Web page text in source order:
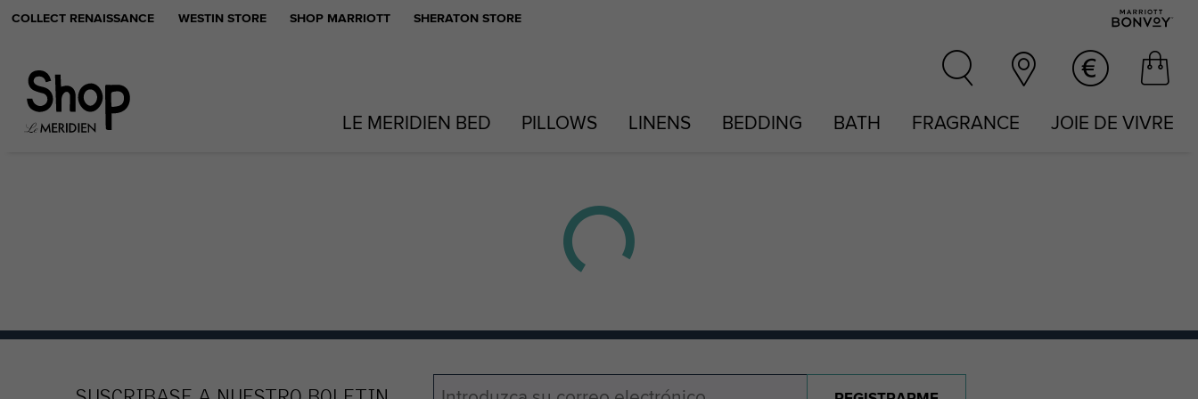
COLLECT RENAISSANCE WESTIN STORE SHOP MARRIOTT SHERATON STORE
LE MERIDIEN BED PILLOWS LINENS BEDDING BATH FRAGRANCE JOIE DE VIVRE